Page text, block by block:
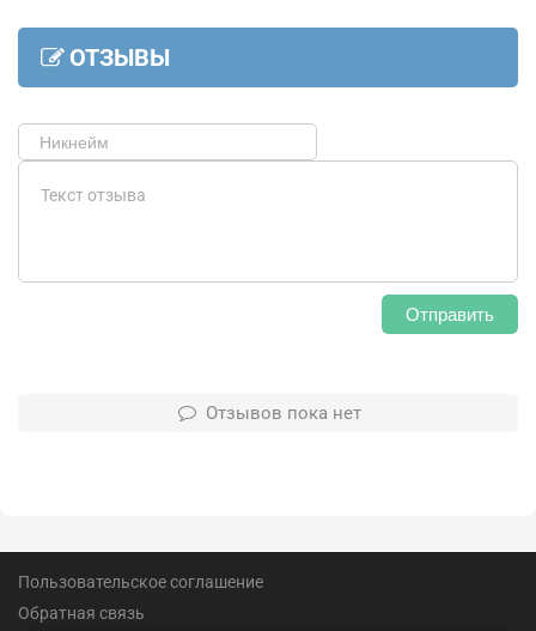
ОТЗЫВЫ
Отправить
Отзывов пока нет
Пользовательское соглашение
Обратная связь